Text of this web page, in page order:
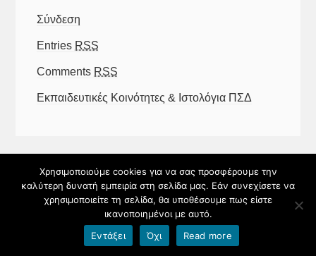
Σύνδεση
Entries RSS
Comments RSS
Εκπαιδευτικές Κοινότητες & Ιστολόγια ΠΣΔ
© 8ο ΔΗΜΟΤΙΚΟ ΣΧΟΛΕΙΟ ΠΥΡΓΟΥ 2026
Φιλοξενείται στο https://blogs.sch.gr |Θέμα εμφάνισης:
Alpona
Όροι χρήσης blogs.sch.gr|Δήλωση προσβασιμότητας
Χρησιμοποιούμε cookies για να σας προσφέρουμε την
καλύτερη δυνατή εμπειρία στη σελίδα μας. Εάν συνεχίσετε να
χρησιμοποιείτε τη σελίδα, θα υποθέσουμε πως είστε
ικανοποιημένοι με αυτό.
Εντάξει
Όχι Read more